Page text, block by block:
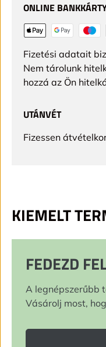
ONLINE
Fizetési adatait
Nem tárolunk
hozzá az Ön
UTÁNVÉT
Fizessen
KIEMELT
FEDEZD
A legnépszerűbb
Vásárolj most,